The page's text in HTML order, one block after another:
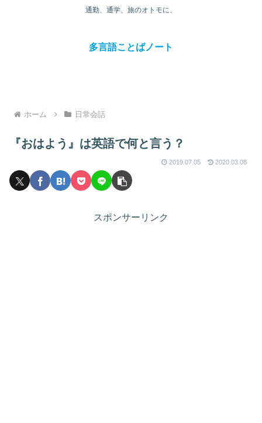
通勤、通学、旅のオトモに、
多言語ことばノート
ホーム 日常会話
『おはよう』は英語で何と言う？
2019.07.05 2020.03.08
スポンサーリンク